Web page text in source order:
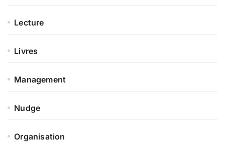
Lecture
Livres
Management
Nudge
Organisation